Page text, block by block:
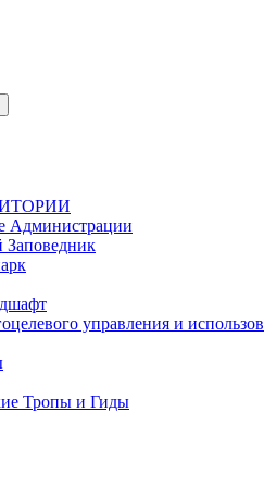
Aдминистрации
Заповедник
управления и
Тропы и Гиды